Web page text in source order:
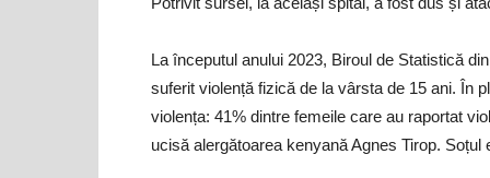
La începutul anului 2023, Biroul de Statistică
suferit violență fizică de la vârsta de 15 ani. În
violența: 41% dintre femeile care au raportat
ucisă alergătoarea kenyană Agnes Tirop.